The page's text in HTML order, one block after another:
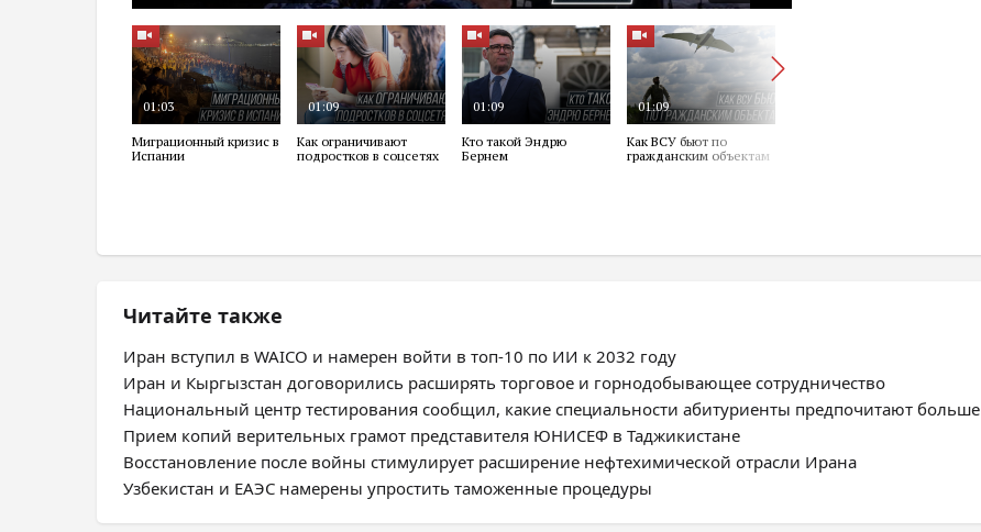
Читайте также
Иран вступил в WAICO и намерен войти в топ-10 по ИИ к 2032 году
Иран и Кыргызстан договорились расширять торговое и горнодобывающее сотрудничество
Национальный центр тестирования сообщил, какие специальности абитуриенты предпочитают больше
Прием копий верительных грамот представителя ЮНИСЕФ в Таджикистане
Восстановление после войны стимулирует расширение нефтехимической отрасли Ирана
Узбекистан и ЕАЭС намерены упростить таможенные процедуры